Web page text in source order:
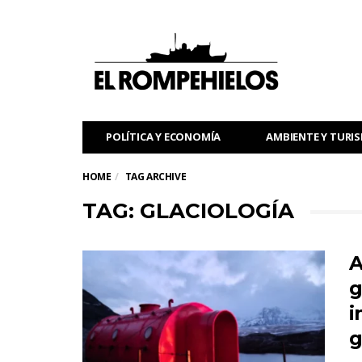
POLÍTICA Y ECONOMÍA AMBIENTE Y
HOME TAG ARCHIVE
TAG: GLACIOLOGÍA